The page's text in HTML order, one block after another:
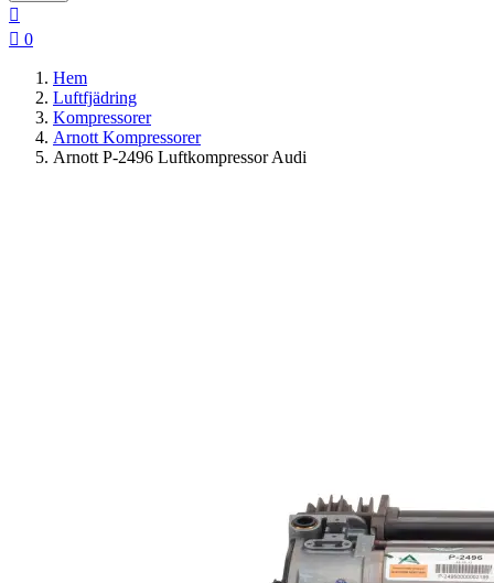

 0
Hem
Luftfjädring
Kompressorer
Arnott Kompressorer
Arnott P-2496 Luftkompressor Audi